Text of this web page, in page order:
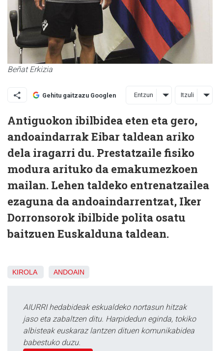
Beñat Erkizia
Gehitu gaitzazu Googlen Entzun Itzuli
Antiguokon ibilbidea eten eta gero,
andoaindarrak Eibar taldean ariko
dela iragarri du. Prestatzaile fisiko
modura arituko da emakumezkoen
mailan. Lehen taldeko entrenatzailea
ezaguna da andoaindarrentzat, Iker
Dorronsorok ibilbide polita osatu
baitzuen Euskalduna taldean.
KIROLA ANDOAIN
AIURRI hedabideak eskualdeko nortasun hitzak
jaso eta zabaltzen ditu. Harpidedun eginda, tokiko
albisteak euskaraz lantzen dituen komunikabidea
babestuko duzu.